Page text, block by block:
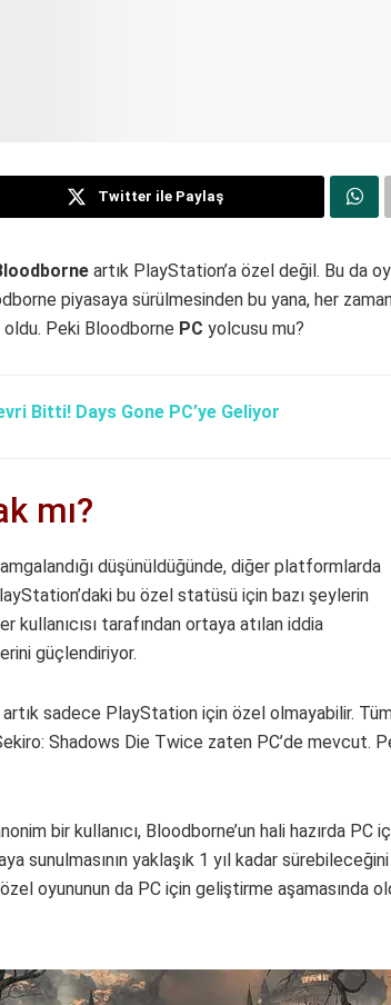
Twitter ile Paylaş
artık PlayStation’a özel değil. Bu da
piyasaya sürülmesinden bu yana, her
Peki Bloodborne PC yolcusu mu?
Bitti! Days Gone PC’ye Geliyor
mı?
düşünüldüğünde, diğer platformlarda
bu özel statüsü için bazı şeylerin
tarafından ortaya atılan iddia
güçlendiriyor.
artık sadece PlayStation için özel olmayabilir.
Shadows Die Twice zaten PC’de mevcut.
bir kullanıcı, Bloodborne’un hali hazırda PC
sunulmasının yaklaşık 1 yıl kadar sürebileceğini
oyununun da PC için geliştirme aşamasında